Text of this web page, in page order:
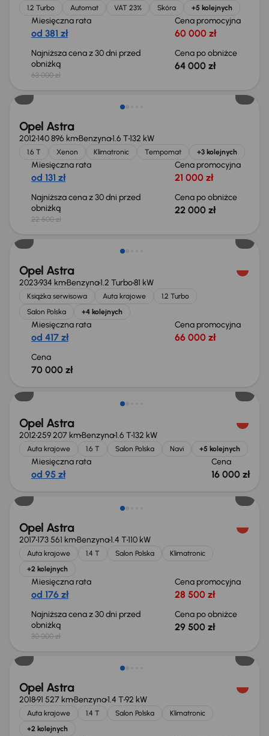
1.2 Turbo Automat VAT 23% Skóra +5 kolejnych
Miesięczna rata
od 381 zł
Cena promocyjna
60 000 zł
Najniższa cena z 30 dni przed
obniżką
63 000 zł
Cena po obniżce
64 000 zł
Taniej o 500 zł
Opel Astra
2012140 896 kmBenzyna1.6 T132 kW
1.6 T Xenon Klimatronic Tempomat +3 kolejnych
Miesięczna rata
od 131 zł
Cena promocyjna
21 000 zł
Najniższa cena z 30 dni przed
obniżką
22 500 zł
Cena po obniżce
22 000 zł
Opel Astra
2023934 kmBenzyna1.2 Turbo81 kW
Książka serwisowa Auta krajowe
1.2 Turbo
Salon Polska
+4 kolejnych
Miesięczna rata
od 417 zł
Cena promocyjna
66 000 zł
Cena
70 000 zł
Opel Astra
2012259 207 kmBenzyna1.6 T132 kW
Auta krajowe 1.6 T Salon Polska Navi +5 kolejnych
Miesięczna rata
od 95 zł
Cena
16 000 zł
Taniej o 500 zł
Opel Astra
2017173 561 kmBenzyna1.4 T110 kW
Auta krajowe 1.4 T Salon Polska
Klimatronic
+2 kolejnych
Miesięczna rata
od 176 zł
Cena promocyjna
28 500 zł
Najniższa cena z 30 dni przed
obniżką
30 000 zł
Cena po obniżce
29 500 zł
Taniej o 1 000 zł
Opel Astra
201891 527 kmBenzyna1.4 T92 kW
Auta krajowe 1.4 T Salon Polska
Klimatronic
+2 kolejnych